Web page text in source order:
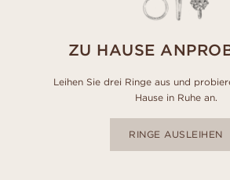
ZU HAUSE
Leihen Sie drei Ringe aus und
Hause in Ruhe an.
RINGE AUSLEIHEN